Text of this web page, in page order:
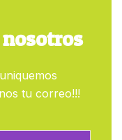
tu correo!!!